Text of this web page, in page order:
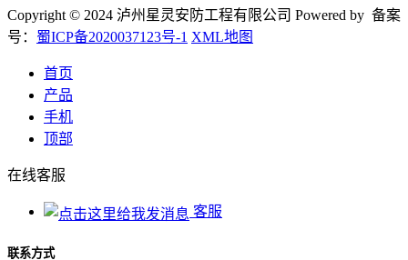
Copyright © 2024 泸州星灵安防工程有限公司 Powered by 备案
号： 蜀ICP备2020037123号-1 XML地图
首页
产品
手机
顶部
在线客服
客服
联系方式